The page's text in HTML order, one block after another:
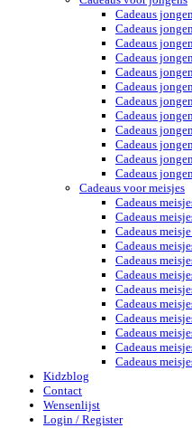
Cadeaus
Cadeaus
Cadeaus
Cadeaus
Cadeaus
Cadeaus
Cadeaus
Cadeaus
Cadeaus
Cadeaus
Cadeaus
Cadeaus
Cadeaus voor meisjes
Cadeaus
Cadeaus
Cadeaus
Cadeaus
Cadeaus
Cadeaus
Cadeaus
Cadeaus
Cadeaus
Cadeaus
Cadeaus
Cadeaus
Kidzblog
Contact
Wensenlijst
Login / Register